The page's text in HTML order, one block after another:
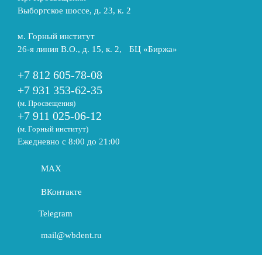
Выборгское шоссе, д. 23, к. 2
м. Горный институт
26-я линия В.О., д. 15, к. 2, БЦ «Биржа»
+7 812 605-78-08
+7 931 353-62-35
(м. Просвещения)
+7 911 025-06-12
(м. Горный институт)
Ежедневно с 8:00 до 21:00
MAX
ВКонтакте
Telegram
mail@wbdent.ru